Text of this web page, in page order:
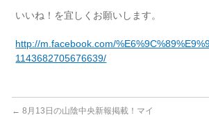
いいね！を宜しくお願いします。
http://m.facebook.com/
1143682705676639/
← 8月13日の山陰中央新報掲載！マイ